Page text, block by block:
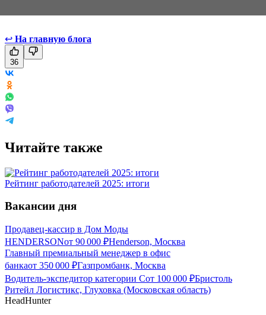
↩ На главную блога
36
Читайте также
Рейтинг работодателей 2025: итоги
Вакансии дня
Продавец-кассир в Дом Моды
HENDERSONот 90 000 ₽Henderson, Москва
Главный премиальный менеджер в офис
банкаот 350 000 ₽Газпромбанк, Москва
Водитель-экспедитор категории Сот 100 000 ₽Бристоль
Ритейл Логистикс, Глуховка (Московская область)
HeadHunter